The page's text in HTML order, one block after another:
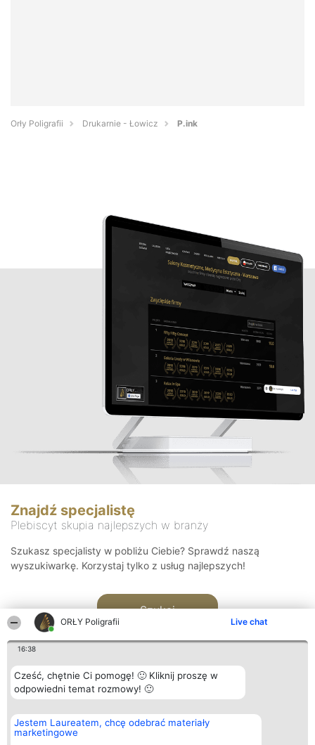
ORŁY Poligrafii Live chat
16:38
Cześć, chętnie Ci pomogę! 🙂 Kliknij proszę w
odpowiedni temat rozmowy! 🙂
Jestem Laureatem, chcę odebrać materiały
marketingowe
Orły Poligrafii Drukarnie - Łowicz P.ink
Znajdź specjalistę
Plebiscyt skupia najlepszych w branży
Szukasz specjalisty w pobliżu Ciebie? Sprawdź naszą
wyszukiwarkę. Korzystaj tylko z usług najlepszych!
Szukaj
Organizator plebiscytu
Bright Side Solutions sp. z o.
o. sp. k.
Plebiscyt
Laureaci
Kontakt
Kontakt